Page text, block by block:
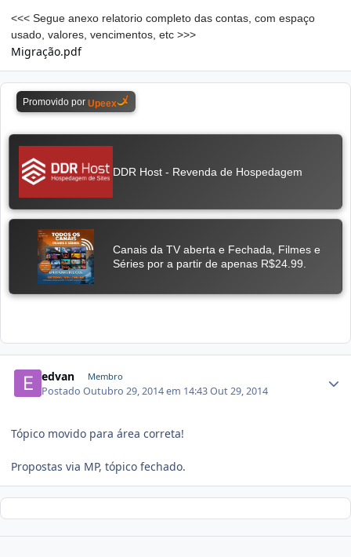
<<< Segue anexo relatorio completo das contas, com espaço
usado, valores, vencimentos, etc >>>
Migração.pdf
edvan Membro
PostadoOutubro 29, 2014 em 14:43Out 29, 2014
Tópico movido para área correta!
Propostas via MP, tópico fechado.